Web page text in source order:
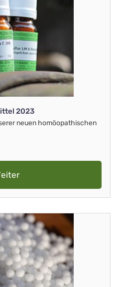
2023
neuen homöopathischen